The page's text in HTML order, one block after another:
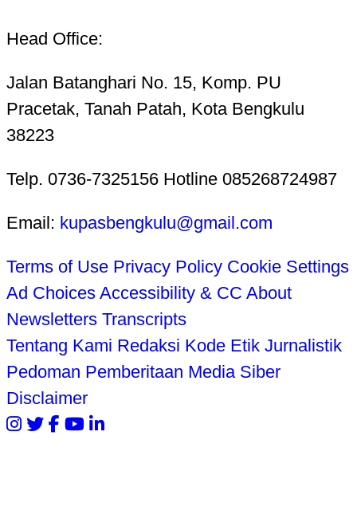
Head Office:
Jalan Batanghari No. 15, Komp. PU
Pracetak, Tanah Patah, Kota Bengkulu
38223
Telp. 0736-7325156 Hotline 085268724987
Email: kupasbengkulu@gmail.com
Terms of Use Privacy Policy Cookie Settings
Ad Choices Accessibility & CC About
Newsletters Transcripts
Tentang Kami Redaksi Kode Etik Jurnalistik
Pedoman Pemberitaan Media Siber
Disclaimer